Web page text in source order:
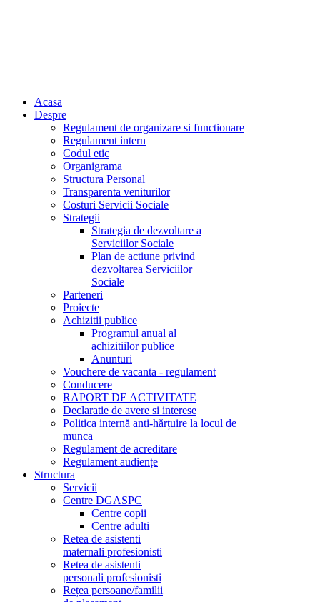
Acasa
Despre
Regulament de organizare si functionare
Regulament intern
Codul etic
Organigrama
Structura Personal
Transparenta veniturilor
Costuri Servicii Sociale
Strategii
Strategia de dezvoltare a
Serviciilor Sociale
Plan de actiune privind
dezvoltarea Serviciilor
Sociale
Parteneri
Proiecte
Achizitii publice
Programul anual al
achizitiilor publice
Anunturi
Vouchere de vacanta - regulament
Conducere
RAPORT DE ACTIVITATE
Declaratie de avere si interese
Politica internă anti-hărțuire la locul de
munca
Regulament de acreditare
Regulament audiențe
Structura
Servicii
Centre DGASPC
Centre copii
Centre adulti
Retea de asistenti
maternali profesionisti
Retea de asistenti
personali profesionisti
Rețea persoane/familii